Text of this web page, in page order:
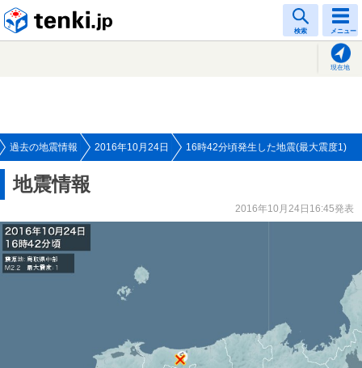
検索 メニュー
現在地
過去の地震情報 2016年10月24日 16時42分頃発生した地震(最大震度1)
地震情報
2016年10月24日16:45発表